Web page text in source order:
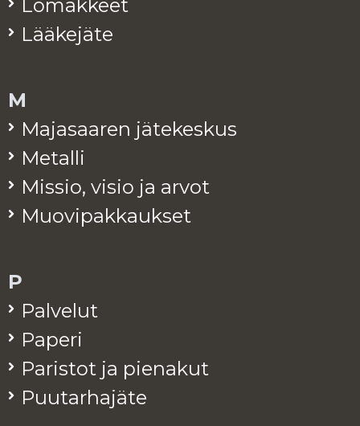
Lo­mak­keet
Lää­ke­jä­te
M
Ma­ja­saa­ren jä­te­kes­kus
Me­tal­li
Mis­sio, visio ja arvot
Muo­vi­pak­kauk­set
P
Pal­ve­lut
Pa­pe­ri
Pa­ris­tot ja pie­na­kut
Puu­tar­ha­jä­te